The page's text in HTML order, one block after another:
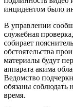
инцидентом было
В управлении
служебная
собирает
обстоятельства
материалы будут
аппарата акима
Ведомство
обязаны соблюдать
время.